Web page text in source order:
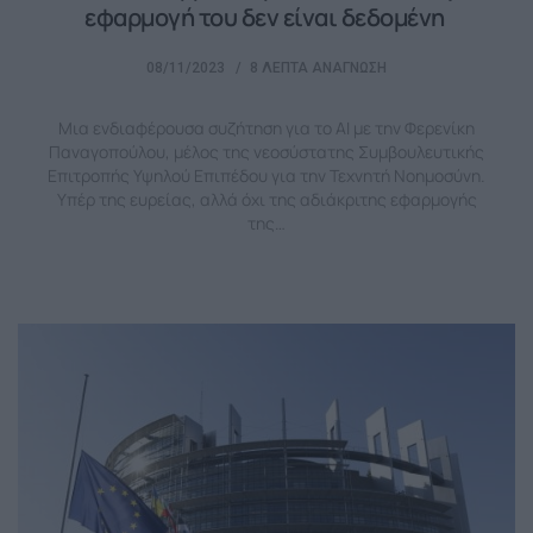
εφαρμογή του δεν είναι δεδομένη
08/11/2023 8 ΛΕΠΤΆ ΑΝΆΓΝΩΣΗ
Μια ενδιαφέρουσα συζήτηση για το ΑΙ με την Φερενίκη
Παναγοπούλου, μέλος της νεοσύστατης Συμβουλευτικής
Επιτροπής Υψηλού Επιπέδου για την Τεχνητή Νοημοσύνη.
Υπέρ της ευρείας, αλλά όχι της αδιάκριτης εφαρμογής
της…